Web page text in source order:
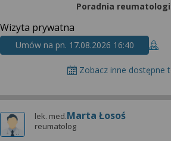
Poradnia
Wizyta prywatna
Umów na pn. 17.08.2026 16:40
Zobacz inne dostępne
lek. med.Marta Łosoś
reumatolog